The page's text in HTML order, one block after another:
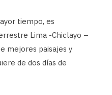
tiempo, es
Lima -Chiclayo –
mejores paisajes y
de dos días de